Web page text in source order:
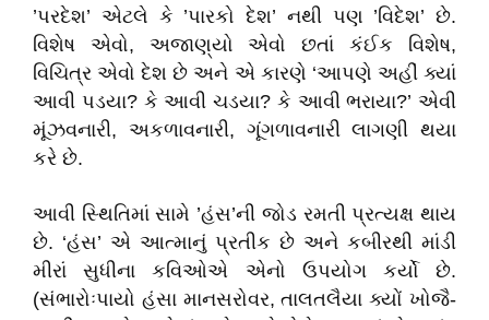
’પરદેશ’ એટલે કે ’પારકો દેશ’ નથી પણ ’વિદેશ’ છે.
વિશેષ એવો, અજાણ્‌યો એવો છતાં કંઈક વિશેષ,
વિચિત્ર એવો દેશ છે અને એ કારણે ‘આપણે અહીં ક્યાં
આવી પડયા? કે આવી ચડયા? કે આવી ભરાયા?’ એવી
મૂંઝવનારી, અકળાવનારી, ગૂંગળાવનારી લાગણી થયા
કરે છે.
આવી સ્થિતિમાં સામે ’હંસ’ની જોડ રમતી પ્રત્યક્ષ થાય
છે. ‘હંસ’ એ આત્માનું પ્રતીક છે અને કબીરથી માંડી
મીરાં સુધીના કવિઓએ એનો ઉપયોગ કર્યો છે.
(સંભારોઃપાયો હંસા માનસરોવર, તાલતલૈયા ક્યોં ખોજૈ-